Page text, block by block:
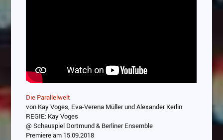
Die Parallelwelt
von Kay Voges, Eva-Verena Müller und Alexander Kerlin
REGIE: Kay Voges
@ Schauspiel Dortmund & Berliner Ensemble
Premiere am 15.09.2018